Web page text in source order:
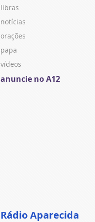
libras
notícias
orações
papa
vídeos
anuncie no A12
Rádio Aparecida